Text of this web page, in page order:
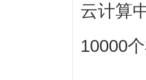
云计算
10000